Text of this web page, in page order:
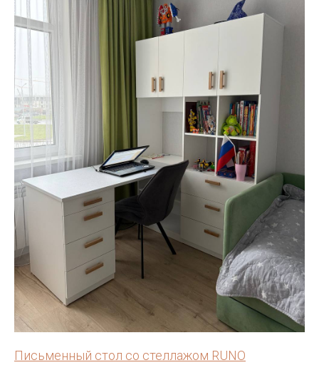
Письменный стол со стеллажом RUNO